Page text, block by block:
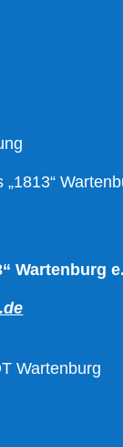
Wartenburg
Wartenburg